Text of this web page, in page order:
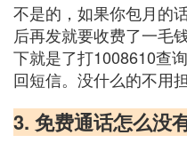
不是的，如果你包月的
后再发就要收费了一毛
下就是了打1008610查
回短信。没什么的不用
3. 免费通话怎么没